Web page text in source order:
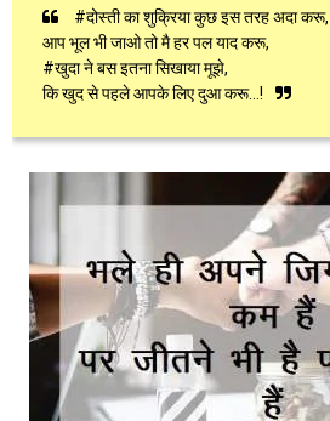
#दोस्ती का शुक्रिया कुछ इस तरह अदा करू,
आप भूल भी जाओ तो मै हर पल याद करू,
#खुदा ने बस इतना सिखाया मूझे,
कि खुद से पहले आपके लिए दुआ करू...!